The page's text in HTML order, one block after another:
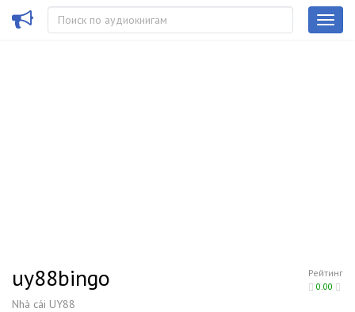
Рейтинг
0.00
uy88bingo
Nhà cái UY88